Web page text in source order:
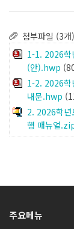
첨부파일 (3개)
1-1. 2026학
(안).hwp
1-2. 2026학
내문.hwp
2. 2026학년
행 매뉴얼
주요메뉴